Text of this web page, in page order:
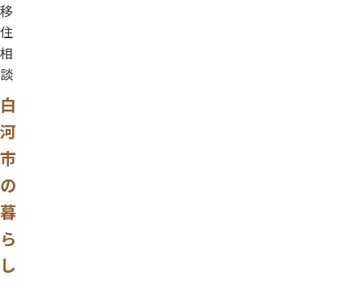
移
住
相
談
白
河
市
の
暮
ら
し